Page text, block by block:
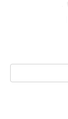
Поиск: